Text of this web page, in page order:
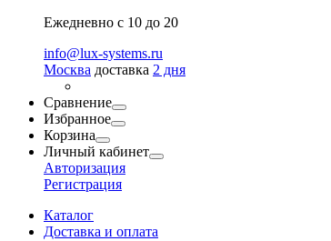
Ежедневно с 10 до 20
info@lux-systems.ru
Москва доставка 2 дня
Сравнение
Избранное
Корзина
Личный кабинет
Авторизация
Регистрация
Каталог
Доставка и оплата